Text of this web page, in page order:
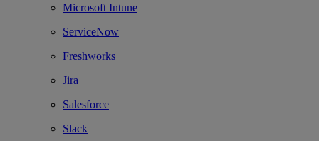
Microsoft Intune
ServiceNow
Freshworks
Jira
Salesforce
Slack